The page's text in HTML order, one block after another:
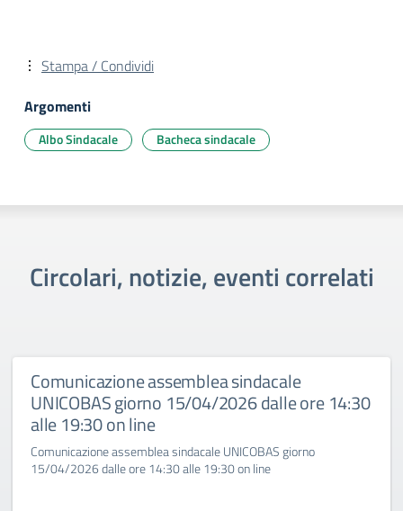
Stampa / Condividi
Argomenti
Albo Sindacale Bacheca sindacale
Circolari, notizie, eventi correlati
Comunicazione assemblea sindacale
UNICOBAS giorno 15/04/2026 dalle ore 14:30
alle 19:30 on line
Comunicazione assemblea sindacale UNICOBAS giorno
15/04/2026 dalle ore 14:30 alle 19:30 on line